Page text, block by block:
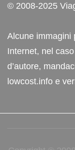
© 2008-2025
Alcune immagini
Internet, nel
d’autore,
lowcost.info e